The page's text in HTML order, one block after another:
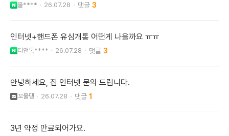
울**** 26.07.28 3
인터넷+핸드폰 유심개통 어떤게 나을까요 ㅠㅠ
티앤톡**** 26.07.28 3
안녕하세요, 집 인터넷 문의 드립니다.
꼬물탱 26.07.28 1
3년 약정 만료되어가요.